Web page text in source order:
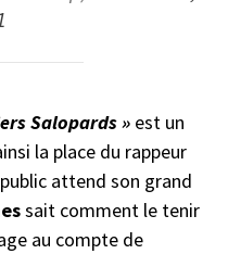
Salopards » est un
la place du rappeur
attend son grand
sait comment le tenir
au compte de